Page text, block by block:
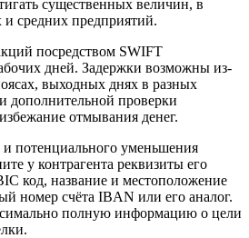
существенных величин, в
и средних предприятий.
посредством SWIFT
дней. Задержки возможны из-
выходных днях в разных
дополнительной проверки
отмывания денег.
и потенциального уменьшения
у контрагента реквизиты его
код, название и местоположение
номер счёта IBAN или его аналог.
полную информацию о цели